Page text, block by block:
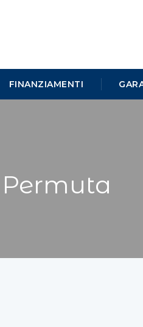
FINANZIAMENTI